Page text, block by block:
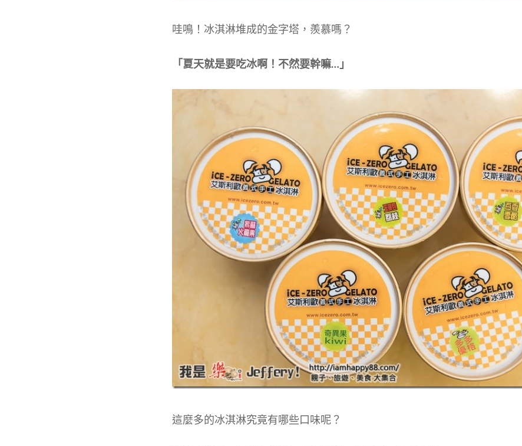
哇鳴！冰淇淋堆成的金字塔，羨慕嗎？
「夏天就是要吃冰啊！不然要幹嘛…」
這麼多的冰淇淋究竟有哪些口味呢？